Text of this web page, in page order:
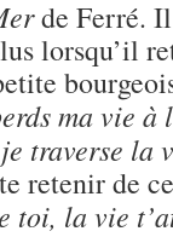
de Ferré.
lorsqu’il
ma vie à
traverse la
retenir de
toi, la vie